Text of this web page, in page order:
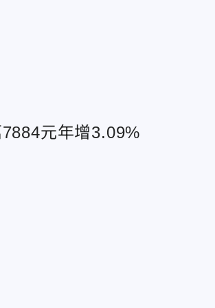
元年增3.09%